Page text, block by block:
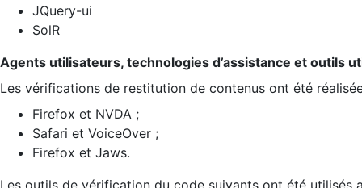
JQuery-ui
SolR
Agents utilisateurs, technologies d’assistance et outils
Les vérifications de restitution de contenus ont été
Firefox et NVDA ;
Safari et VoiceOver ;
Firefox et Jaws.
Les outils de vérification du code suivants ont été utilisés